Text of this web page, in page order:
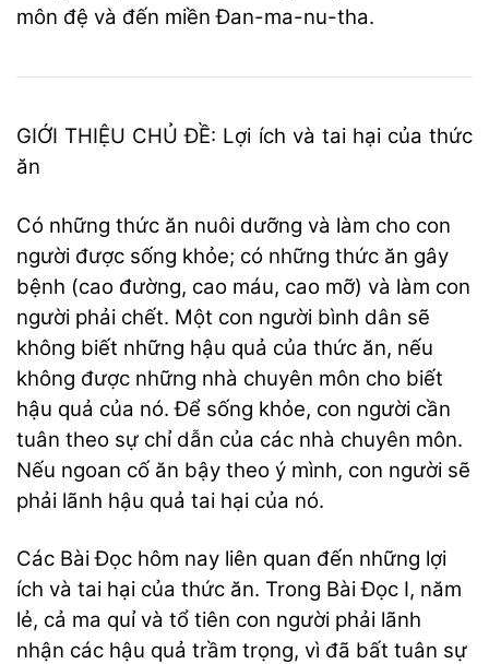
môn đệ và đến miền Đan-ma-nu-tha.
GIỚI THIỆU CHỦ ĐỀ: Lợi ích và tai hại của thức
ăn
Có những thức ăn nuôi dưỡng và làm cho con
người được sống khỏe; có những thức ăn gây
bệnh (cao đường, cao máu, cao mỡ) và làm con
người phải chết. Một con người bình dân sẽ
không biết những hậu quả của thức ăn, nếu
không được những nhà chuyên môn cho biết
hậu quả của nó. Để sống khỏe, con người cần
tuân theo sự chỉ dẫn của các nhà chuyên môn.
Nếu ngoan cố ăn bậy theo ý mình, con người sẽ
phải lãnh hậu quả tai hại của nó.
Các Bài Đọc hôm nay liên quan đến những lợi
ích và tai hại của thức ăn. Trong Bài Đọc I, năm
lẻ, cả ma quỉ và tổ tiên con người phải lãnh
nhận các hậu quả trầm trọng, vì đã bất tuân sự